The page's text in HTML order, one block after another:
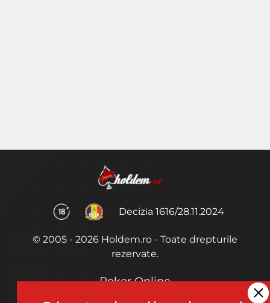
Decizia 1616/28.11.2024
© 2005 - 2026 Holdem.ro - Toate drepturile
rezervate.
Poker Online